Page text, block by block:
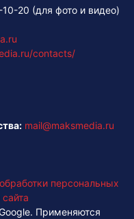
20 (для фото и видео)
contacts/
mail@maksmedia.ru
персональных
Применяются